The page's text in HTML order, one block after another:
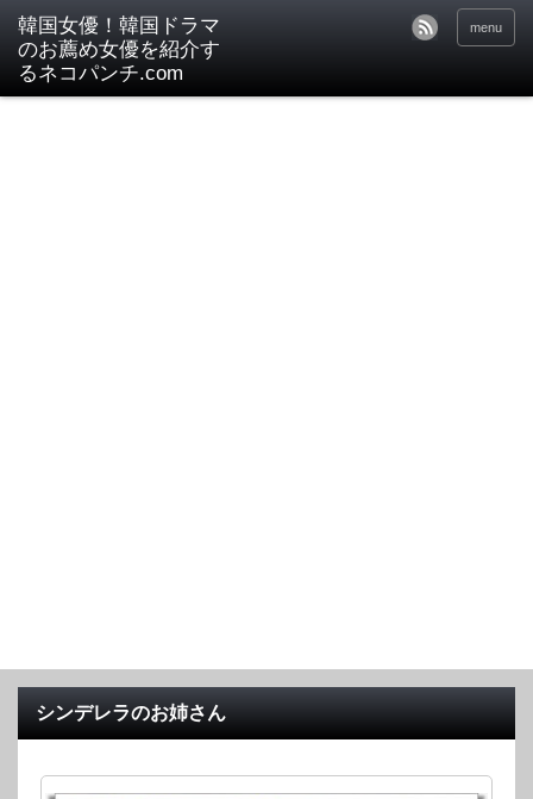
韓国女優！韓国ドラマ
のお薦め女優を紹介す
るネコパンチ.com
menu
シンデレラのお姉さん